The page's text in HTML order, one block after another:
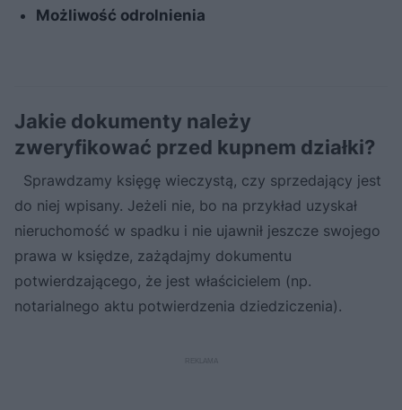
Możliwość odrolnienia
Jakie dokumenty należy
zweryfikować przed kupnem działki?
Sprawdzamy księgę wieczystą, czy sprzedający jest
do niej wpisany. Jeżeli nie, bo na przykład uzyskał
nieruchomość w spadku i nie ujawnił jeszcze swojego
prawa w księdze, zażądajmy dokumentu
potwierdzającego, że jest właścicielem (np.
notarialnego aktu potwierdzenia dziedziczenia).